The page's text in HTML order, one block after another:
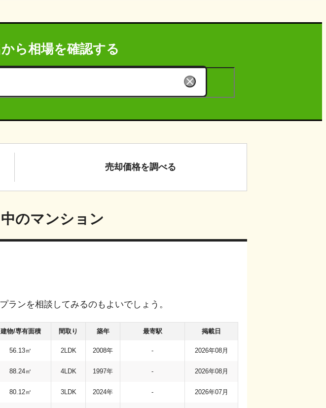
ら相場を確認する
売却価格を調べる
のマンション
ンを相談してみるのもよいでしょう。
建物/専有面積 間取り 築年 最寄駅 掲載日
56.13㎡ 2LDK 2008年 - 2026年08月
88.24㎡ 4LDK 1997年 - 2026年08月
80.12㎡ 3LDK 2024年 - 2026年07月